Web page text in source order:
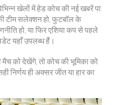
खेलों में हेड कोच की नई खबरें पा
टीम सलेक्शन हो, फुटबॉल के
हो, या फिर एशिया कप से पहले
यहाँ उपलब्ध हैं।
को देखेंगे, तो कोच की भूमिका को
निर्णय ही अक्सर जीत या हार का